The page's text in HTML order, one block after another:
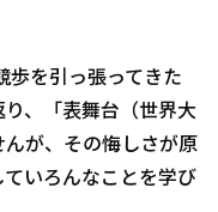
歩を引っ張ってきた
、「表舞台（世界大
が、その悔しさが原
いろんなことを学び